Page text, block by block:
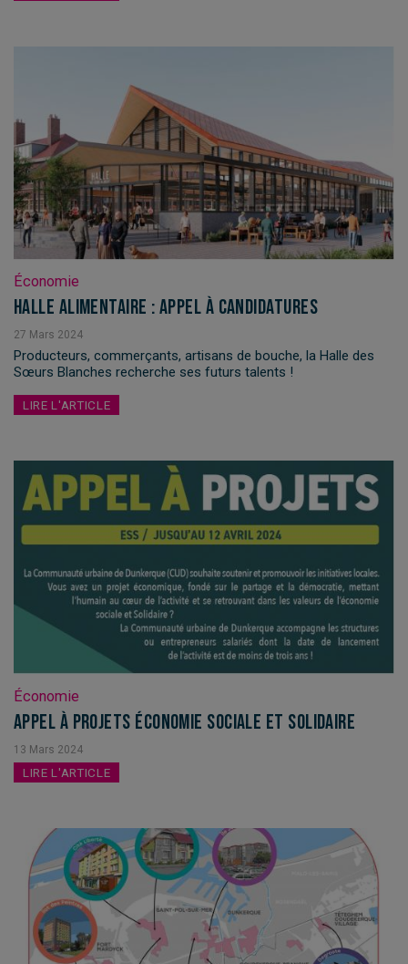
Économie
Halle alimentaire : appel à candidatures
27 Mars 2024
Producteurs, commerçants, artisans de bouche, la Halle des
Sœurs Blanches recherche ses futurs talents !
LIRE L'ARTICLE
Économie
Appel à projets Économie Sociale et Solidaire
13 Mars 2024
LIRE L'ARTICLE